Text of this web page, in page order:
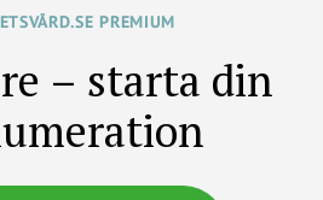
PREMIUM
– starta din